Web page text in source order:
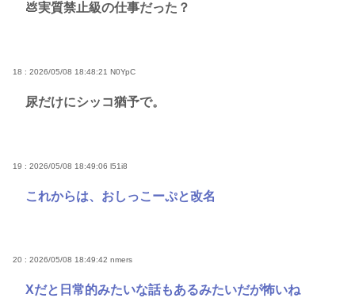
💩実質禁止級の仕事だった？
18 : 2026/05/08 18:48:21 N0YpC
尿だけにシッコ猶予で。
19 : 2026/05/08 18:49:06 l51i8
これからは、おしっこーぷと改名
20 : 2026/05/08 18:49:42 nmers
Xだと日常的みたいな話もあるみたいだが怖いね